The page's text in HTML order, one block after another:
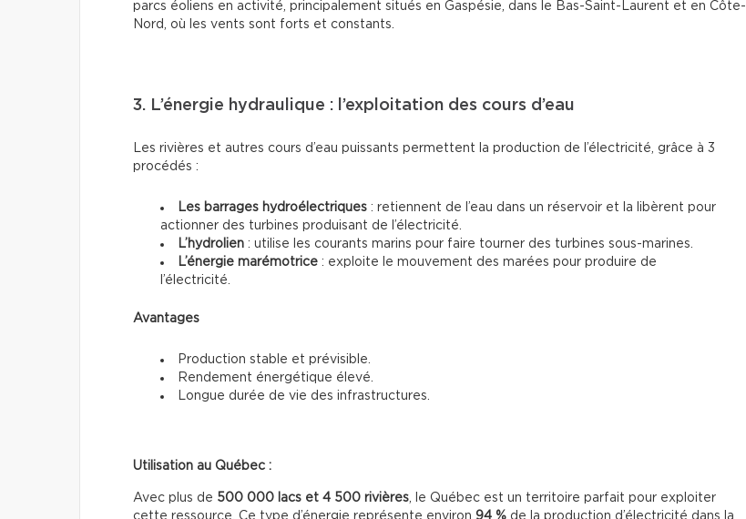
parcs éoliens en activité, principalement situés en Gaspésie, dans le Bas-Saint-Laurent et en Côte-
Nord, où les vents sont forts et constants.
3. L’énergie hydraulique : l’exploitation des cours d’eau
Les rivières et autres cours d’eau puissants permettent la production de l’électricité, grâce à 3
procédés :
Les barrages hydroélectriques : retiennent de l’eau dans un réservoir et la libèrent pour
actionner des turbines produisant de l’électricité.
L’hydrolien : utilise les courants marins pour faire tourner des turbines sous-marines.
L’énergie marémotrice : exploite le mouvement des marées pour produire de
l’électricité.
Avantages
Production stable et prévisible.
Rendement énergétique élevé.
Longue durée de vie des infrastructures.
Utilisation au Québec :
Avec plus de 500 000 lacs et 4 500 rivières, le Québec est un territoire parfait pour exploiter
cette ressource. Ce type d’énergie représente environ 94 % de la production d’électricité dans la